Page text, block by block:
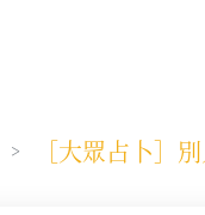
> ［大眾占卜］